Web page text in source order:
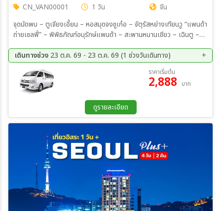
เฉพาะเดือน
เฉพาะเทศกาล
CN_VAN00001 1 วัน
จีน
จุดนัดพบ – ตูเจียงเอี้ยน – หอสมุดจงซูเก๋อ – จัตุรัสหย่างเทียนวู “แพนด้า
ถ่ายเซลฟี่” – พิพิธภัณฑ์อนุรักษ์แพนด้า – สะพานหนานเชียว – เฉินตู –
เดินทางช่วง 23 ต.ค. 69 - 23 ต.ค. 69 (1 ช่วงวันเดินทาง)
23 ต.ค. 69 - 23 ต.ค. 69 ราคาเริ่มต้น
2,888 บาท
ดูรายละเอียด